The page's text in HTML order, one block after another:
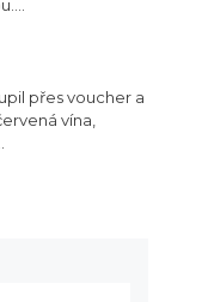
přes voucher a
vína,